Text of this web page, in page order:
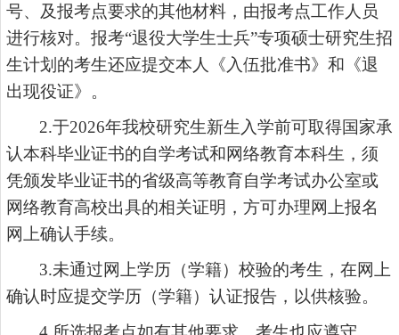
号、及报考点要求的其他材料，由报考点工作人员
进行核对。报考“退役大学生士兵”专项硕士研究生招
生计划的考生还应提交本人《入伍批准书》和《退
出现役证》。
2.于2026年我校研究生新生入学前可取得国家承
认本科毕业证书的自学考试和网络教育本科生，须
凭颁发毕业证书的省级高等教育自学考试办公室或
网络教育高校出具的相关证明，方可办理网上报名
网上确认手续。
3.未通过网上学历（学籍）校验的考生，在网上
确认时应提交学历（学籍）认证报告，以供核验。